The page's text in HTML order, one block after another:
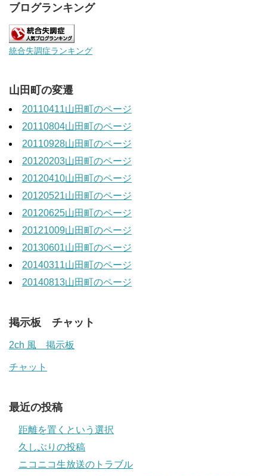
ブログランキング
統合失調症ランキング
山田町の変遷
20110411山田町のページ
20110804山田町のページ
20110928山田町のページ
20120203山田町のページ
20120410山田町のページ
20120521山田町のページ
20120625山田町のページ
20121009山田町のページ
20130601山田町のページ
20140311山田町のページ
20140813山田町のページ
掲示板 チャット
2ch 風 掲示板
チャット
最近の投稿
距離を置くという選択
久しぶりの投稿
ニコニコ生放送のトラブル